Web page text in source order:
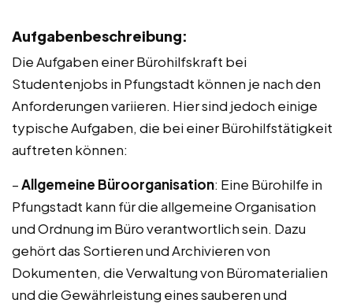
Aufgabenbeschreibung:
Die Aufgaben einer Bürohilfskraft bei
Studentenjobs in Pfungstadt können je nach den
Anforderungen variieren. Hier sind jedoch einige
typische Aufgaben, die bei einer Bürohilfstätigkeit
auftreten können:
–Allgemeine Büroorganisation: Eine Bürohilfe in
Pfungstadt kann für die allgemeine Organisation
und Ordnung im Büro verantwortlich sein. Dazu
gehört das Sortieren und Archivieren von
Dokumenten, die Verwaltung von Büromaterialien
und die Gewährleistung eines sauberen und